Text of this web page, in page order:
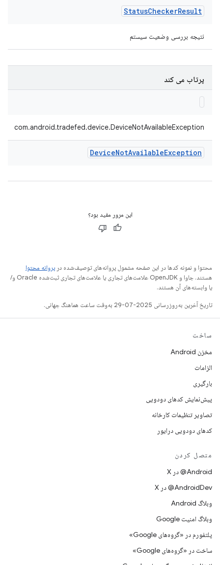
StatusCheckerResult
نتیجه بررسی وضعیت سیستم
پرتاب می کند
com.android.tradefed.device.DeviceNotAvailableException
DeviceNotAvailableException
این مرور مفید بود؟
محتوا و نمونه کدها در این صفحه مشمول پروانه‌های توصیف‌شده در پروانه محتوا
هستند. جاوا و OpenJDK علامت‌های تجاری یا علامت‌های تجاری ثبت‌شده Oracle و/
یا وابسته‌های آن هستند.
تاریخ آخرین به‌روزرسانی 2025-07-29 به‌وقت ساعت هماهنگ جهانی.
ساخت
مخزن Android
الزامات
بارگیری
پیش‌نمایش کدهای دودویی
تصاویر تنظیمات کارخانه
کدهای دودویی درایور
متصل کردن
‫‎@Android در X
‫‎@AndroidDev در X
وبلاگ Android
وبلاگ امنیت Google
پلتفورم در «گروه‌های Google»
ساخت در «گروه‌های Google»